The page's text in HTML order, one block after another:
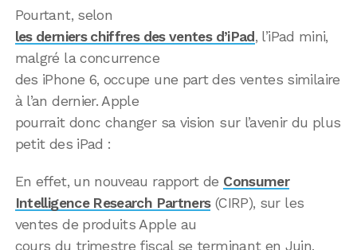
Pourtant, selon
les derniers chiffres des ventes d’iPad, l’iPad mini,
malgré la concurrence
des iPhone 6, occupe une part des ventes similaire
à l’an dernier. Apple
pourrait donc changer sa vision sur l’avenir du plus
petit des iPad :
En effet, un nouveau rapport de Consumer
Intelligence Research Partners(CIRP), sur les
ventes de produits Apple au
cours du trimestre fiscal se terminant en Juin,